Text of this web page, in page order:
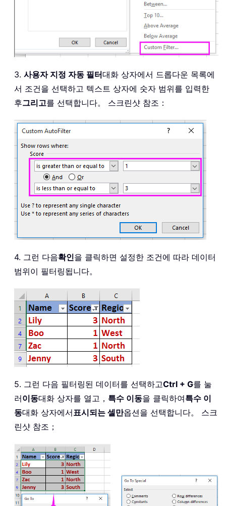
3. 사용자 지정 자동 필터대화 상자에서 드롭다운 목록에
서 조건을 선택하고 텍스트 상자에 숫자 범위를 입력한
후그리고를 선택합니다。 스크린샷 참조：
4. 그런 다음확인을 클릭하면 설정한 조건에 따라 데이터
범위이 필터링됩니다。
5. 그런 다음 필터링된 데이터를 선택하고Ctrl + G를 눌
러이동대화 상자를 열고， 특수 이동을 클릭하여특수 이
동대화 상자에서표시되는 셀만옵션을 선택합니다。 스크
린샷 참조；